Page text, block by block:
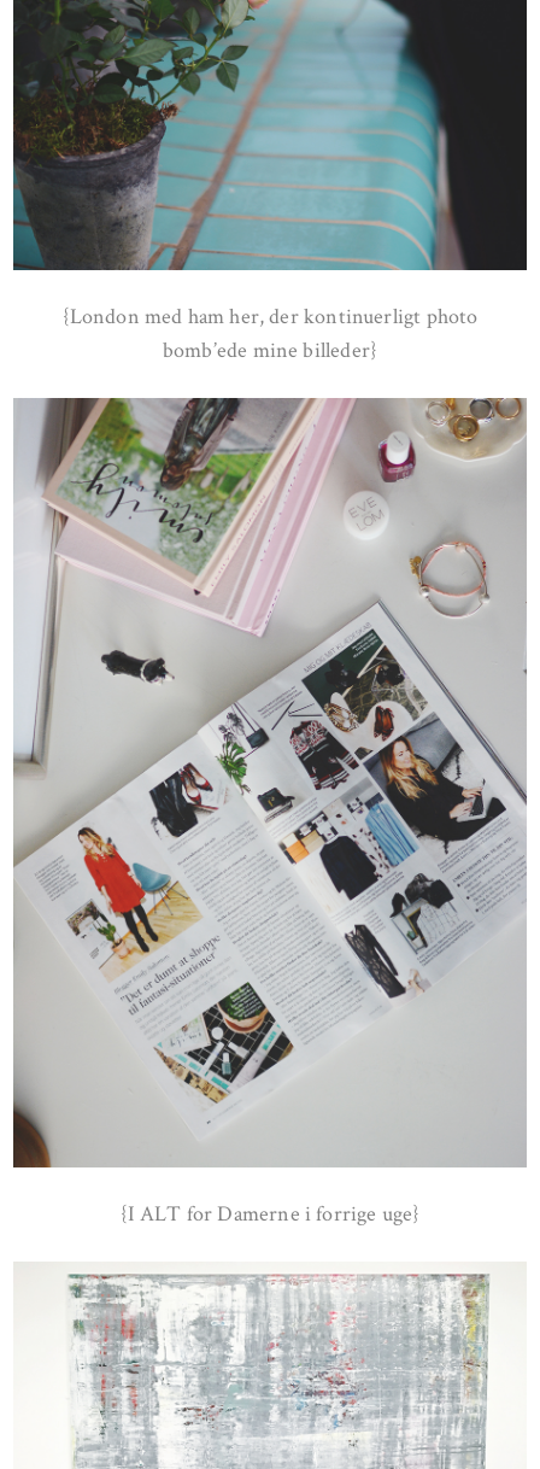
{London med ham her, der kontinuerligt photo
bomb’ede mine billeder}
{I ALT for Damerne i forrige uge}